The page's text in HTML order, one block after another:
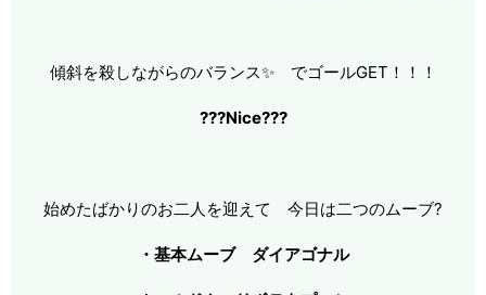
傾斜を殺しながらのバランス✨ でゴールGET！！！
???Nice???
始めたばかりのお二人を迎えて 今日は二つのムーブ?
・基本ムーブ ダイアゴナル